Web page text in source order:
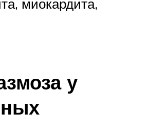
миокардита,
у